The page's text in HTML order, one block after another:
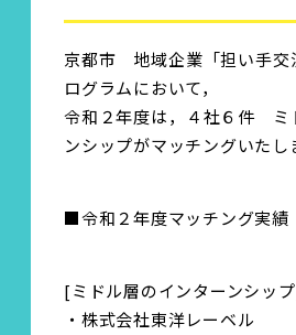
お問い合わせ
よくある質問
京都市 地域企業「担い手交
ログラムにおいて，
令和２年度は，４社６件 ミ
ンシップがマッチングいたし
■令和２年度マッチング実績
[ミドル層のインターンシッ
・株式会社東洋レーベル